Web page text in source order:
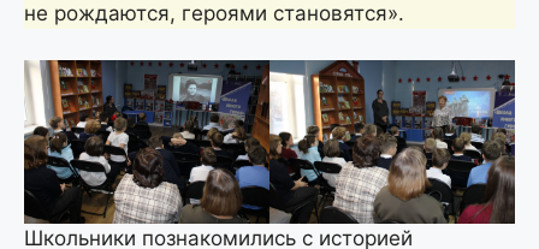
не рождаются, героями становятся».
Школьники познакомились с историей